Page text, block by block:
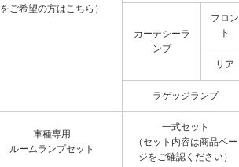
をご希望の方はこちら）
カーテシーラ
ンプ
フロン
ト
リア
ラゲッジランプ
車種専用
ルームランプセット
一式セット
（セット内容は商品ペー
ジをご確認ください）